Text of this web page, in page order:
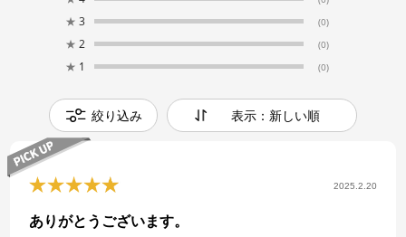
★ 3 (0)
★ 2 (0)
★ 1 (0)
絞り込み 表示：新しい順
2025.2.20
ありがとうございます。